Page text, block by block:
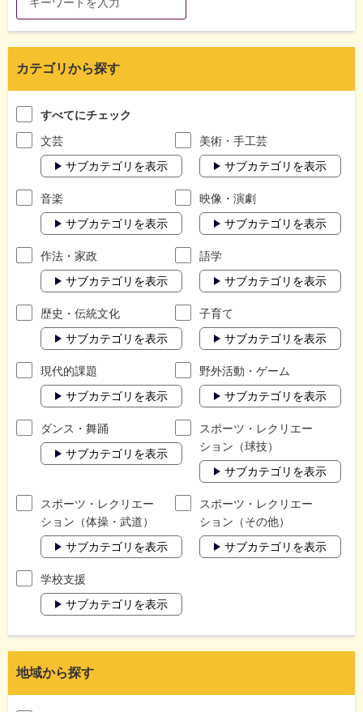
カテゴリから探す
すべてにチェック
文芸
サブカテゴリを表示
美術・手工芸
サブカテゴリを表示
音楽
サブカテゴリを表示
映像・演劇
サブカテゴリを表示
作法・家政
サブカテゴリを表示
語学
サブカテゴリを表示
歴史・伝統文化
サブカテゴリを表示
子育て
サブカテゴリを表示
現代的課題
サブカテゴリを表示
野外活動・ゲーム
サブカテゴリを表示
ダンス・舞踊
サブカテゴリを表示
スポーツ・レクリエー
ション（球技）
サブカテゴリを表示
スポーツ・レクリエー
ション（体操・武道）
サブカテゴリを表示
スポーツ・レクリエー
ション（その他）
サブカテゴリを表示
学校支援
サブカテゴリを表示
地域から探す